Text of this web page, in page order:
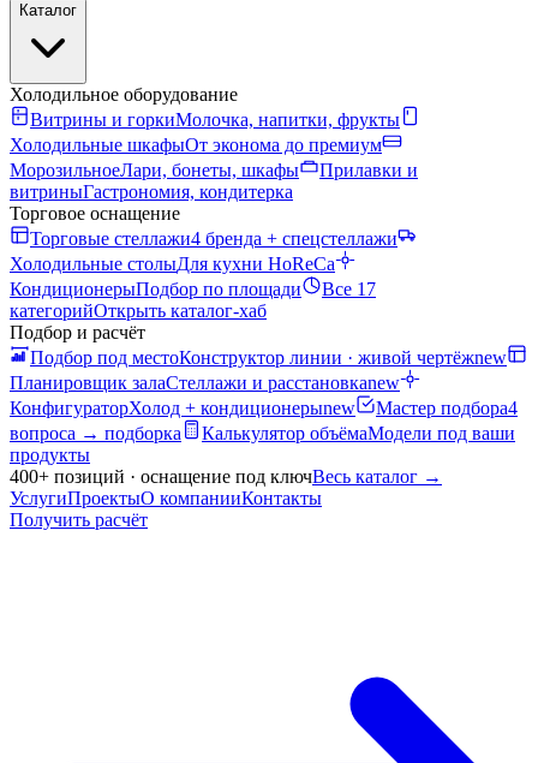
Каталог
Холодильное оборудование
Витрины и горкиМолочка, напитки, фрукты
Холодильные шкафыОт эконома до премиум
МорозильноеЛари, бонеты, шкафы
Прилавки и
витриныГастрономия, кондитерка
Торговое оснащение
Торговые стеллажи4 бренда + спецстеллажи
Холодильные столыДля кухни HoReCa
КондиционерыПодбор по площади
Все 17
категорийОткрыть каталог-хаб
Подбор и расчёт
Подбор под местоКонструктор линии · живой чертёжnew
Планировщик залаСтеллажи и расстановкаnew
КонфигураторХолод + кондиционерыnew Мастер подбора4
вопроса → подборка
Калькулятор объёмаМодели под ваши
продукты
400+ позиций · оснащение под ключВесь каталог →
УслугиПроектыО компанииКонтакты
Получить расчёт